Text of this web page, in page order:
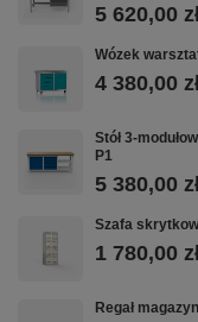
5 620,00
Wózek
4 380,00
Stół 3-
P1
5 380,00
Szafa
1 780,00
Regał